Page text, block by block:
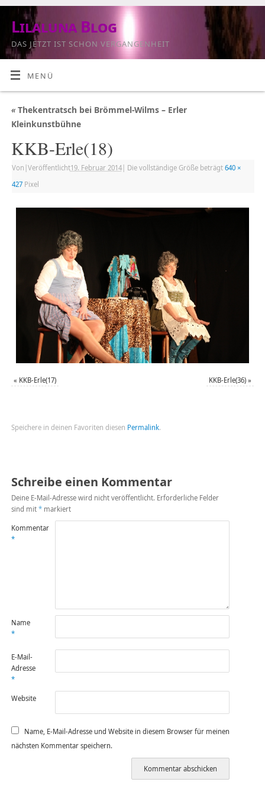
Lilaluna Blog
DAS JETZT IST SCHON VERGANGENHEIT
MENÜ
«Thekentratsch bei Brömmel-Wilms – Erler
Kleinkunstbühne
KKB-Erle(18)
Von Veröffentlicht19. Februar 2014| Die vollständige Größe beträgt 640 ×
427Pixel
« KKB-Erle(17) KKB-Erle(36) »
Speichere in deinen Favoriten diesen Permalink.
Schreibe einen Kommentar
Deine E-Mail-Adresse wird nicht veröffentlicht. Erforderliche Felder
sind mit *markiert
Kommentar
*
Name
*
E-Mail-
Adresse
*
Website
Name, E-Mail-Adresse und Website in diesem Browser für meinen
nächsten Kommentar speichern.